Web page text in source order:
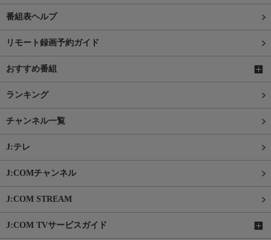
番組表ヘルプ
リモート録画予約ガイド
おすすめ番組
ランキング
チャンネル一覧
J:テレ
J:COMチャンネル
J:COM STREAM
J:COM TVサービスガイド